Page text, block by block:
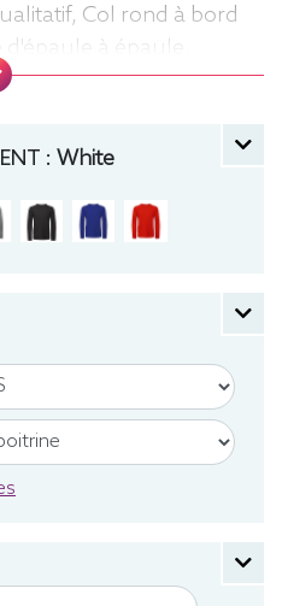
Col rond à bord
à épaule,
de taille, Lavable jusqu'à
Bio / Organic, B&C
: White